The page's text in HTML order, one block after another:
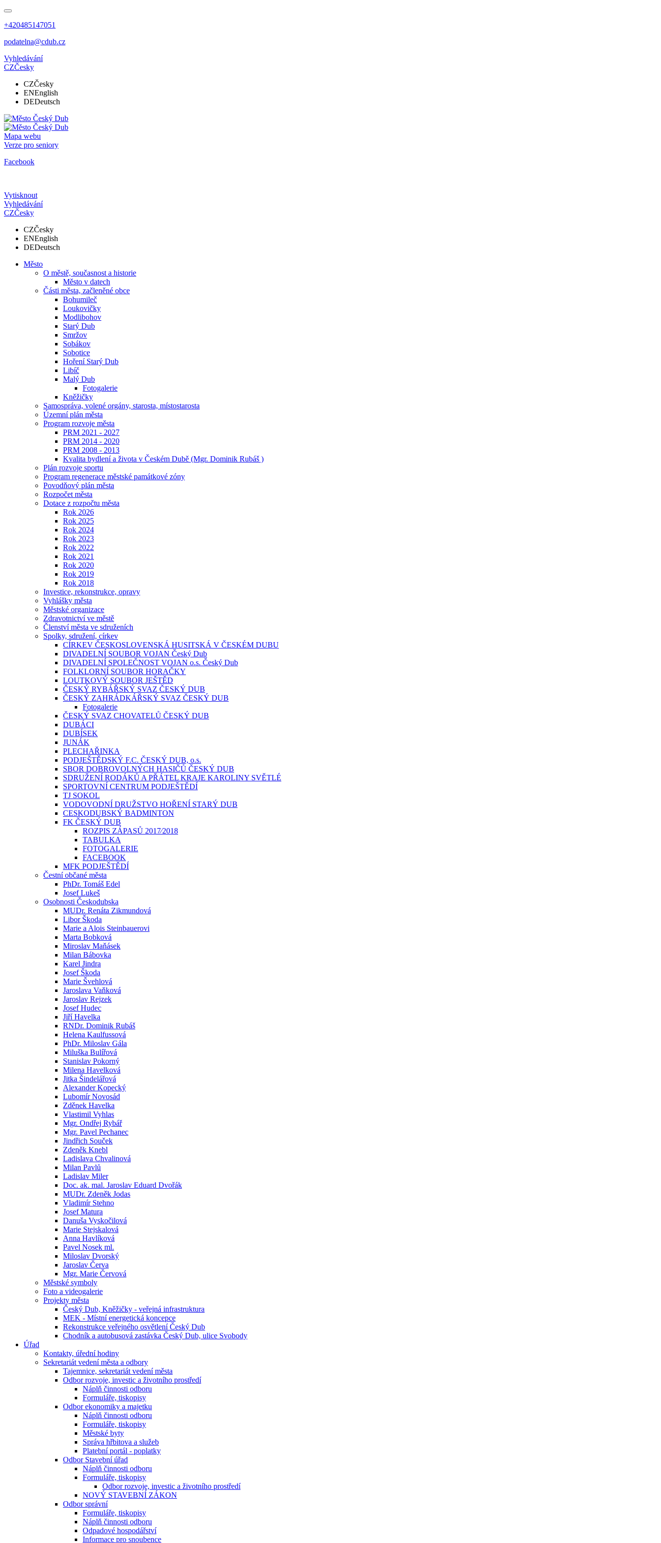
+420485147051
podatelna@cdub.cz
Vyhledávání
CZČesky
CZČesky
ENEnglish
DEDeutsch
Mapa webu
Verze pro seniory
Facebook
Vytisknout
Vyhledávání
CZČesky
CZČesky
ENEnglish
DEDeutsch
Město
O městě, současnost a historie
Město v datech
Části města, začleněné obce
Bohumileč
Loukovičky
Modlibohov
Starý Dub
Smržov
Sobákov
Sobotice
Hoření Starý Dub
Libíč
Malý Dub
Fotogalerie
Kněžičky
Samospráva, volené orgány, starosta, místostarosta
Územní plán města
Program rozvoje města
PRM 2021 - 2027
PRM 2014 - 2020
PRM 2008 - 2013
Kvalita bydlení a života v Českém Dubě (Mgr. Dominik Rubáš )
Plán rozvoje sportu
Program regenerace městské památkové zóny
Povodňový plán města
Rozpočet města
Dotace z rozpočtu města
Rok 2026
Rok 2025
Rok 2024
Rok 2023
Rok 2022
Rok 2021
Rok 2020
Rok 2019
Rok 2018
Investice, rekonstrukce, opravy
Vyhlášky města
Městské organizace
Zdravotnictví ve městě
Členství města ve sdruženích
Spolky, sdružení, církev
CÍRKEV ČESKOSLOVENSKÁ HUSITSKÁ V ČESKÉM DUBU
DIVADELNÍ SOUBOR VOJAN Český Dub
DIVADELNÍ SPOLEČNOST VOJAN o.s. Český Dub
FOLKLORNÍ SOUBOR HORAČKY
LOUTKOVÝ SOUBOR JEŠTĚD
ČESKÝ RYBÁŘSKÝ SVAZ ČESKÝ DUB
ČESKÝ ZAHRÁDKÁŘSKÝ SVAZ ČESKÝ DUB
Fotogalerie
ČESKÝ SVAZ CHOVATELŮ ČESKÝ DUB
DUBÁCI
DUBÍSEK
JUNÁK
PLECHAŘINKA
PODJEŠTĚDSKÝ F.C. ČESKÝ DUB, o.s.
SBOR DOBROVOLNÝCH HASIČŮ ČESKÝ DUB
SDRUŽENÍ RODÁKŮ A PŘÁTEL KRAJE KAROLINY SVĚTLÉ
SPORTOVNÍ CENTRUM PODJEŠTĚDÍ
TJ SOKOL
VODOVODNÍ DRUŽSTVO HOŘENÍ STARÝ DUB
CESKODUBSKÝ BADMINTON
FK ČESKÝ DUB
ROZPIS ZÁPASŮ 2017⁄2018
TABULKA
FOTOGALERIE
FACEBOOK
MFK PODJEŠTĚDÍ
Čestní občané města
PhDr. Tomáš Edel
Josef Lukeš
Osobnosti Českodubska
MUDr. Renáta Zikmundová
Libor Škoda
Marie a Alois Steinbauerovi
Marta Bobková
Miroslav Maňásek
Milan Bábovka
Karel Jindra
Josef Škoda
Marie Švehlová
Jaroslava Vaňková
Jaroslav Rejzek
Josef Hudec
Jiří Havelka
RNDr. Dominik Rubáš
Helena Kaulfussová
PhDr. Miloslav Gála
Miluška Bulířová
Stanislav Pokorný
Milena Havelková
Jitka Šindelářová
Alexander Kopecký
Lubomír Novosád
Zděnek Havelka
Vlastimil Vyhlas
Mgr. Ondřej Rybář
Mgr. Pavel Pechanec
Jindřich Souček
Zdeněk Knebl
Ladislava Chvalinová
Milan Pavlů
Ladislav Miler
Doc. ak. mal. Jaroslav Eduard Dvořák
MUDr. Zdeněk Jodas
Vladimír Stehno
Josef Matura
Danuša Vyskočilová
Marie Stejskalová
Anna Havlíková
Pavel Nosek ml.
Miloslav Dvorský
Jaroslav Červa
Mgr. Marie Červová
Městské symboly
Foto a videogalerie
Projekty města
Český Dub, Kněžičky - veřejná infrastruktura
MEK - Místní energetická koncepce
Rekonstrukce veřejného osvětlení Český Dub
Chodník a autobusová zastávka Český Dub, ulice Svobody
Úřad
Kontakty, úřední hodiny
Sekretariát vedení města a odbory
Tajemnice, sekretariát vedení města
Odbor rozvoje, investic a životního prostředí
Náplň činnosti odboru
Formuláře, tiskopisy
Odbor ekonomiky a majetku
Náplň činnosti odboru
Formuláře, tiskopisy
Městské byty
Správa hřbitova a služeb
Platební portál - poplatky
Odbor Stavební úřad
Náplň činnosti odboru
Formuláře, tiskopisy
Odbor rozvoje, investic a životního prostředí
NOVÝ STAVEBNÍ ZÁKON
Odbor správní
Formuláře, tiskopisy
Náplň činnosti odboru
Odpadové hospodářství
Informace pro snoubence